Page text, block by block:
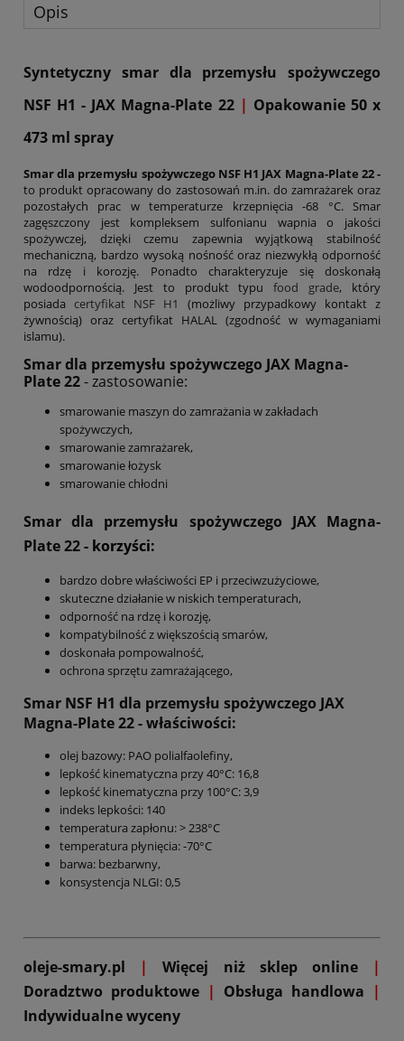
Opis
Syntetyczny smar dla przemysłu spożywczego
NSF H1 - JAX Magna-Plate 22 | Opakowanie 50 x
473 ml spray
Smar dla przemysłu spożywczego NSF H1 JAX Magna-Plate 22 -
to produkt opracowany do zastosowań m.in. do zamrażarek oraz
pozostałych prac w temperaturze krzepnięcia -68 °C. Smar
zagęszczony jest kompleksem sulfonianu wapnia o jakości
spożywczej, dzięki czemu zapewnia wyjątkową stabilność
mechaniczną, bardzo wysoką nośność oraz niezwykłą odporność
na rdzę i korozję. Ponadto charakteryzuje się doskonałą
wodoodpornością. Jest to produkt typufood grade, który
posiadacertyfikat NSF H1
(możliwy przypadkowy kontakt z
żywnością) oraz certyfikat HALAL (zgodność w wymaganiami
islamu).
Smar dla przemysłu spożywczego JAX Magna-
Plate 22- zastosowanie:
smarowanie maszyn do zamrażania w zakładach
spożywczych,
smarowanie zamrażarek,
smarowanie łożysk
smarowanie chłodni
Smar dla przemysłu spożywczego JAX Magna-
Plate 22- korzyści:
bardzo dobre właściwości EP i przeciwzużyciowe,
skuteczne działanie w niskich temperaturach,
odporność na rdzę i korozję,
kompatybilność z większością smarów,
doskonała pompowalność,
ochrona sprzętu zamrażającego,
Smar NSF H1 dla przemysłu spożywczego JAX
Magna-Plate 22- właściwości:
olej bazowy: PAO polialfaolefiny,
lepkość kinematyczna przy 40°C: 16,8
lepkość kinematyczna przy 100°C: 3,9
indeks lepkości: 140
temperatura zapłonu: > 238°C
temperatura płynięcia: -70°C
barwa: bezbarwny,
konsystencja NLGI: 0,5
oleje-smary.pl | Więcej niż sklep online
|
Doradztwo produktowe | Obsługa handlowa |
Indywidualne wyceny